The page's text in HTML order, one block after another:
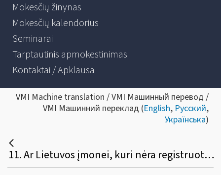
Mokesčių žinynas
Mokesčių kalendorius
Seminarai
Tarptautinis apmokestinimas
Kontaktai / Apklausa
VMI Machine translation / VMI Машинный перевод /
VMI Машинний переклад (English, Русский,
Українська)
11. Ar Lietuvos įmonei, kuri nėra registruota PVM mokėtoja Lietuvoje, įsiregistravus OSS ES schemoje, atsiranda prievolė registruotis PVM mokėtoja Lietuvoje?